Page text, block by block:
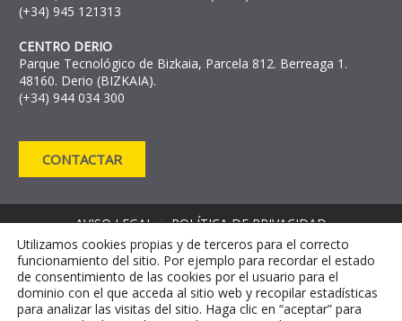
(+34) 945 121313
CENTRO DERIO
Parque Tecnológico de Bizkaia, Parcela 812. Berreaga 1.
48160. Derio (BIZKAIA).
(+34) 944 034 300
CONTACTAR
AVISO LEGAL
POLÍTICA DE PRIVACIDAD
POLÍTICA DE COOKIES
CANAL DE DENUNCIAS
CANAL DE INFORMACIÓN CONTRA EL
FRAUDE MRR
Utilizamos cookies propias y de terceros para el correcto
funcionamiento del sitio. Por ejemplo para recordar el estado
de consentimiento de las cookies por el usuario para el
dominio con el que acceda al sitio web y recopilar estadísticas
para analizar las visitas del sitio. Haga clic en “aceptar” para